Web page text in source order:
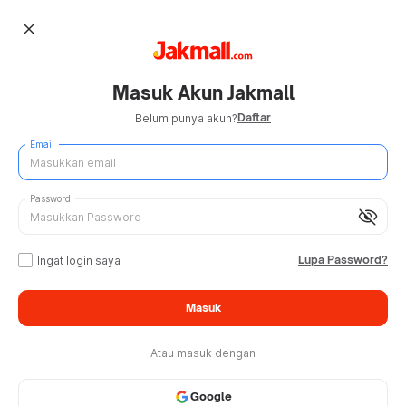
close
Masuk Akun Jakmall
Belum punya akun?Daftar
Email
visibility_off
Password
Ingat login saya Lupa Password?
Masuk
Atau masuk dengan
Google